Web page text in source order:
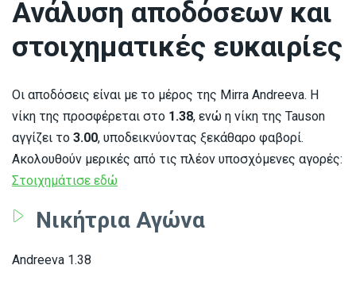
Ανάλυση αποδόσεων και
στοιχηματικές ευκαιρίες
Οι αποδόσεις είναι με το μέρος της Mirra Andreeva. Η
νίκη της προσφέρεται στο 1.38, ενώ η νίκη της Tauson
αγγίζει το 3.00, υποδεικνύοντας ξεκάθαρο φαβορί.
Ακολουθούν μερικές από τις πλέον υποσχόμενες αγορές:
Στοιχημάτισε εδώ
Νικήτρια Αγώνα
Andreeva 1.38